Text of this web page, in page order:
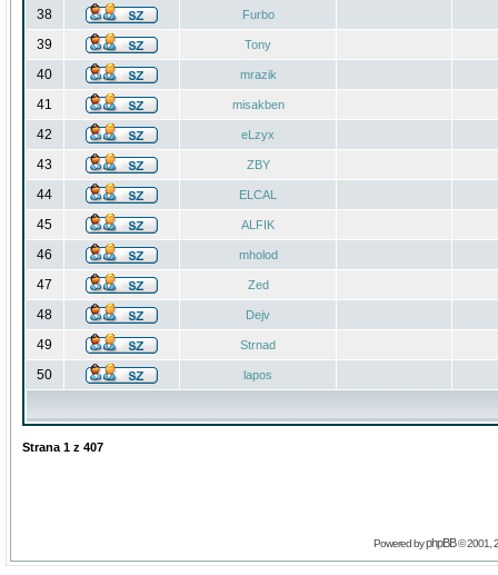
38 Furbo
39 Tony
40 mrazik
41 misakben
42 eLzyx
43 ZBY
44 ELCAL
45 ALFIK
46 mholod
47 Zed
48 Dejv
49 Strnad
50 lapos
Strana 1 z 407
Powered byphpBB© 2001,